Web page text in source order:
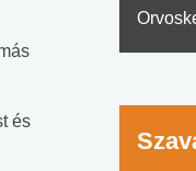
és